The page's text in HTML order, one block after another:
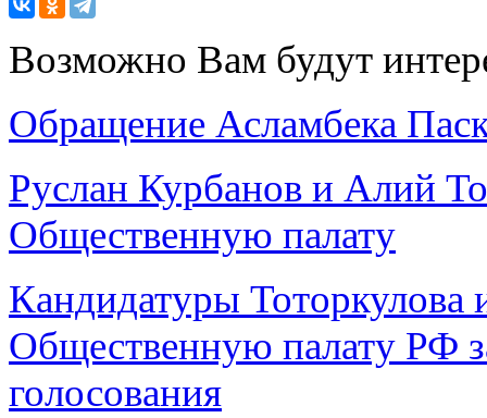
Возможно Вам будут
Обращение Асламбека
Руслан Курбанов и Алий
Общественную палату
Кандидатуры Тоторкулова
Общественную палату РФ
голосования